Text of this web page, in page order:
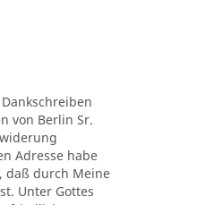
von Berlin Sr.
Adresse habe
daß durch Meine
Unter Gottes